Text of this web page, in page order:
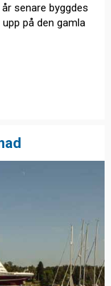
senare byggdes
på den gamla